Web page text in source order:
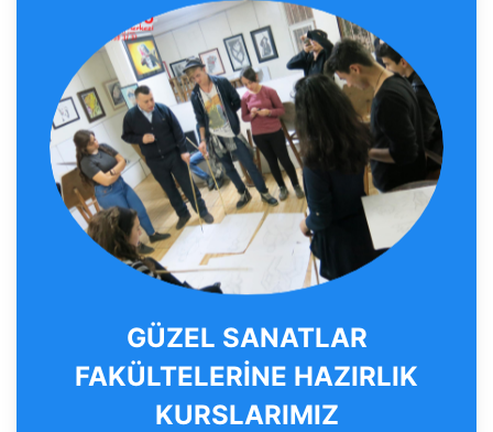
GÜZEL SANATLAR
FAKÜLTELERİNE HAZIRLIK
KURSLARIMIZ